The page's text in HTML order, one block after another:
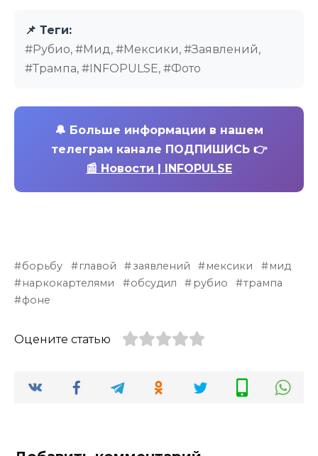
📌 Теги:
#Рубио, #Мид, #Мексики, #Заявлений,
#Трампа, #INFOPULSE, #Фото
🔔 Больше информации в нашем
телеграм канале ПОДПИШИСЬ 👉
📰 Новости | INFOPULSE
борьбу главой заявлений мексики
мид
наркокартелями
обсудил рубио
трампа
фоне
Оцените статью